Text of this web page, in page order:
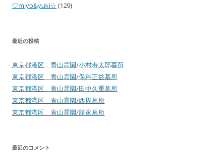
♡miyo&yuki☆ (129)
最近の投稿
東京都港区 青山霊園/小村寿太郎墓所
東京都港区 青山霊園/保科正益墓所
東京都港区 青山霊園/田中久重墓所
東京都港区 青山霊園/西周墓所
東京都港区 青山霊園/勝家墓所
最近のコメント